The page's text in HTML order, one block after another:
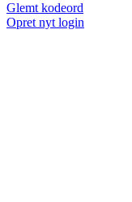
Glemt kodeord
Opret nyt login